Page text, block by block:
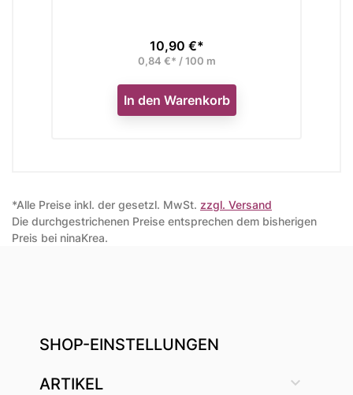
Preis
10,90 €*
0,84 €* / 100 m
In den Warenkorb
*Alle Preise inkl. der gesetzl. MwSt. zzgl. Versand
Die durchgestrichenen Preise entsprechen dem bisherigen
Preis bei ninaKrea.
SHOP-EINSTELLUNGEN
ARTIKEL 